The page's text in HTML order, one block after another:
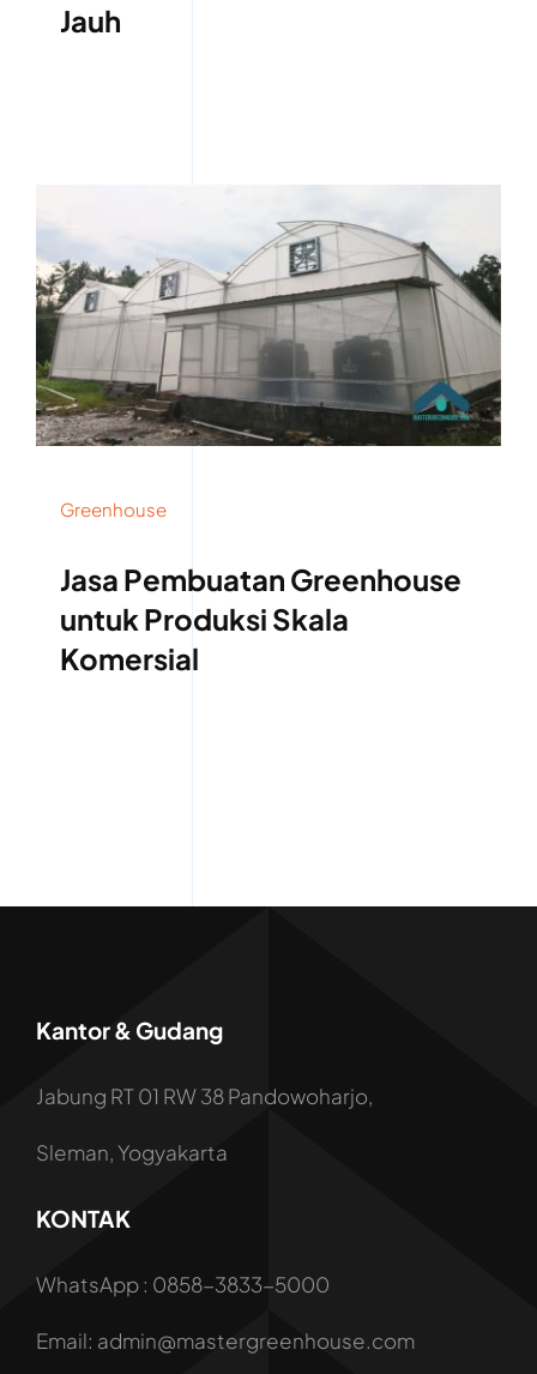
Jauh
Greenhouse
Jasa Pembuatan Greenhouse
untuk Produksi Skala
Komersial
Kantor & Gudang
Jabung RT 01 RW 38 Pandowoharjo,
Sleman, Yogyakarta
KONTAK
WhatsApp : 0858-3833-5000
Email: admin@mastergreenhouse.com